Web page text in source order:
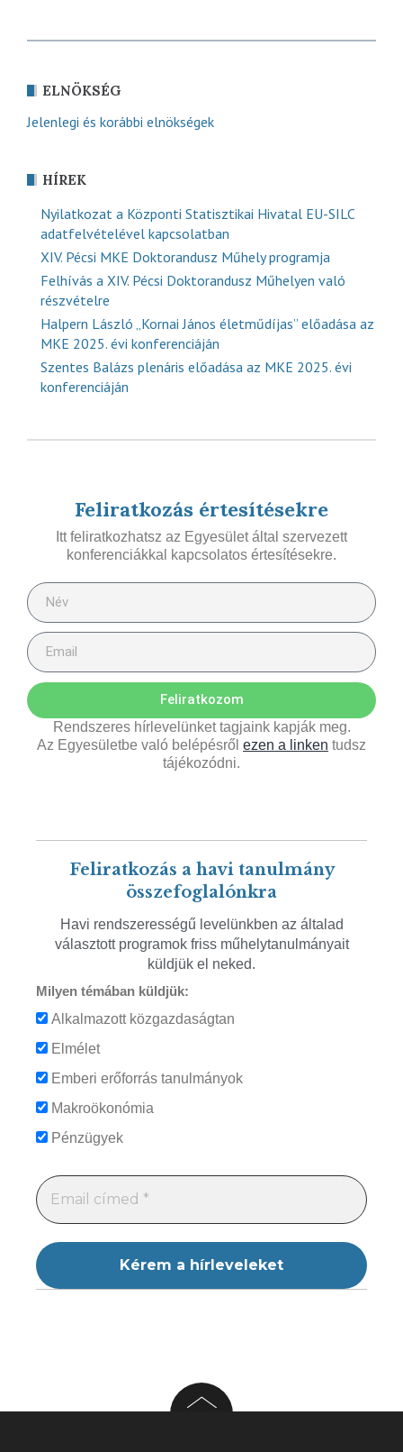
ELNÖKSÉG
Jelenlegi és korábbi elnökségek
HÍREK
Nyilatkozat a Központi Statisztikai Hivatal EU-SILC
adatfelvételével kapcsolatban
XIV. Pécsi MKE Doktorandusz Műhely programja
Felhívás a XIV. Pécsi Doktorandusz Műhelyen való
részvételre
Halpern László „Kornai János életműdíjas” előadása az
MKE 2025. évi konferenciáján
Szentes Balázs plenáris előadása az MKE 2025. évi
konferenciáján
Feliratkozás értesítésekre
Itt feliratkozhatsz az Egyesület által szervezett
konferenciákkal kapcsolatos értesítésekre.
Feliratkozom
Rendszeres hírlevelünket tagjaink kapják meg.
Az Egyesületbe való belépésről ezen a linken tudsz
tájékozódni.
Feliratkozás a havi tanulmány
összefoglalónkra
Havi rendszerességű levelünkben az általad
választott programok friss műhelytanulmányait
küldjük el neked.
Milyen témában küldjük:
Alkalmazott közgazdaságtan
Elmélet
Emberi erőforrás tanulmányok
Makroökonómia
Pénzügyek